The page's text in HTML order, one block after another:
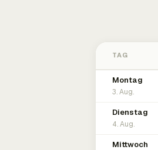
TAG
Montag
3. Aug.
Dienstag
4. Aug.
Mittwoch